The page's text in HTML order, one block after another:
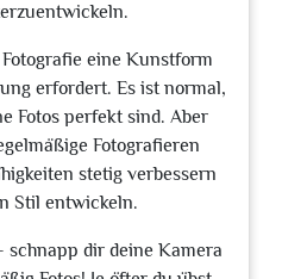
eine Kunstform
erfordert. Es ist normal,
Fotos perfekt sind. Aber
Fotografieren
stetig verbessern
Stil entwickeln.
schnapp dir deine Kamera